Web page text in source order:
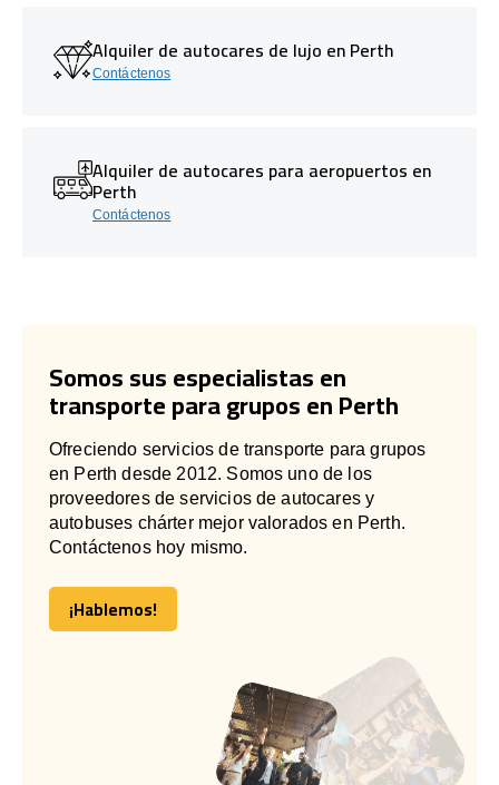
Alquiler de autocares de lujo en Perth
Contáctenos
Alquiler de autocares para aeropuertos en
Perth
Contáctenos
Somos sus especialistas en
transporte para grupos en Perth
Ofreciendo servicios de transporte para grupos
en Perth desde 2012. Somos uno de los
proveedores de servicios de autocares y
autobuses chárter mejor valorados en Perth.
Contáctenos hoy mismo.
¡Hablemos!
¡Hablemos!